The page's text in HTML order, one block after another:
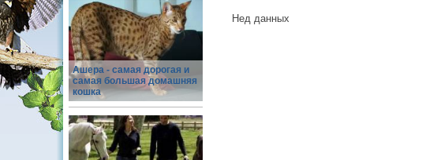
Ашера - самая дорогая и
самая большая домашняя
кошка
Нед данных